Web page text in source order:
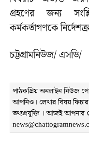
গ্রহণের জন্য
কর্মকর্তাগণকে
চট্টগ্রামনিউজ/ এসডি/
পাঠকপ্রিয় অনলাইন নিউজ
আপনিও। লেখার বিষয়
তথ্যপ্রযুক্তি । আজই আপনার